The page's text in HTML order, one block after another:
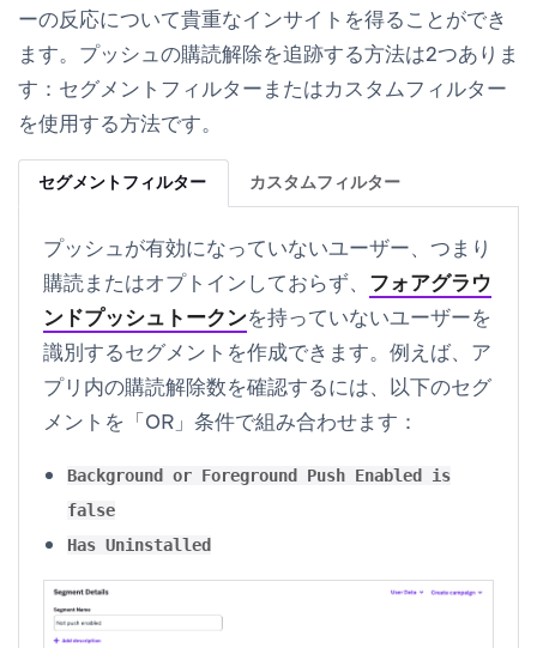
ーの反応について貴重なインサイトを得ることができ
ます。プッシュの購読解除を追跡する方法は2つありま
す：セグメントフィルターまたはカスタムフィルター
を使用する方法です。
セグメントフィルター カスタムフィルター
プッシュが有効になっていないユーザー、つまり
購読またはオプトインしておらず、 フォアグラウ
ンドプッシュトークンを持っていないユーザーを
識別するセグメントを作成できます。例えば、ア
プリ内の購読解除数を確認するには、以下のセグ
メントを「OR」条件で組み合わせます：
Background or Foreground Push Enabled is
false
Has Uninstalled